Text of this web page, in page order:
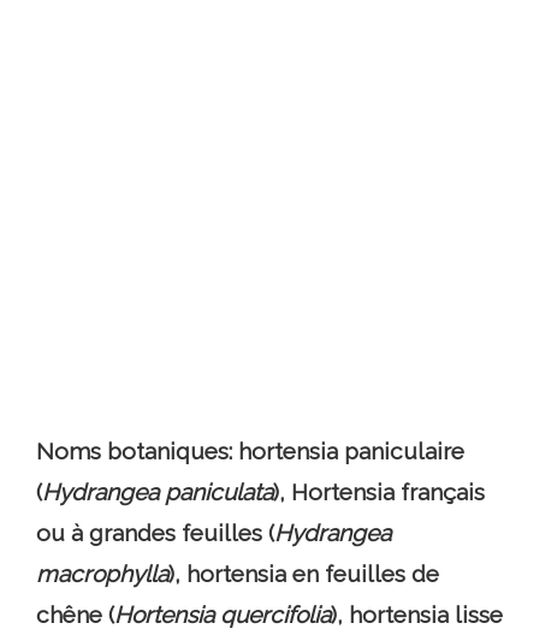
Noms botaniques: hortensia paniculaire
(Hydrangea paniculata), Hortensia français
ou à grandes feuilles (Hydrangea
macrophylla), hortensia en feuilles de
chêne (Hortensia quercifolia), hortensia lisse